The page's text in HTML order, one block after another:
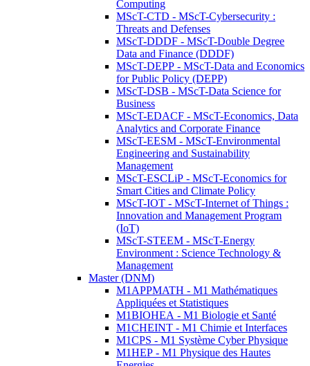
Computing
MScT-CTD - MScT-Cybersecurity :
Threats and Defenses
MScT-DDDF - MScT-Double Degree
Data and Finance (DDDF)
MScT-DEPP - MScT-Data and Economics
for Public Policy (DEPP)
MScT-DSB - MScT-Data Science for
Business
MScT-EDACF - MScT-Economics, Data
Analytics and Corporate Finance
MScT-EESM - MScT-Environmental
Engineering and Sustainability
Management
MScT-ESCLiP - MScT-Economics for
Smart Cities and Climate Policy
MScT-IOT - MScT-Internet of Things :
Innovation and Management Program
(IoT)
MScT-STEEM - MScT-Energy
Environment : Science Technology &
Management
Master (DNM)
M1APPMATH - M1 Mathématiques
Appliquées et Statistiques
M1BIOHEA - M1 Biologie et Santé
M1CHEINT - M1 Chimie et Interfaces
M1CPS - M1 Système Cyber Physique
M1HEP - M1 Physique des Hautes